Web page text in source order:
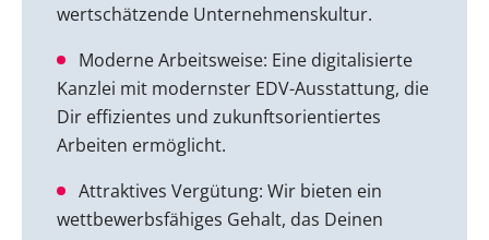
wertschätzende Unternehmenskultur.
Moderne Arbeitsweise: Eine digitalisierte
Kanzlei mit modernster EDV-Ausstattung, die
Dir effizientes und zukunftsorientiertes
Arbeiten ermöglicht.
Attraktives Vergütung: Wir bieten ein
wettbewerbsfähiges Gehalt, das Deinen